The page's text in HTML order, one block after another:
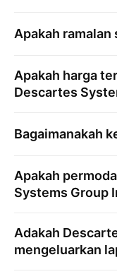
Apakah ramalan
Apakah harga
Descartes
Bagaimanakah
Apakah
Systems Group
Adakah
mengeluarkan